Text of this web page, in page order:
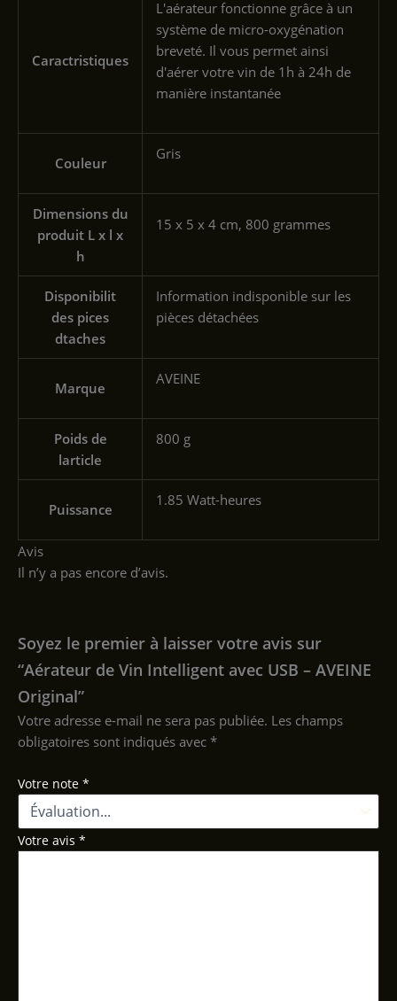
Caractristiques
‎L'aérateur fonctionne grâce à un
système de micro-oxygénation
breveté. Il vous permet ainsi
d'aérer votre vin de 1h à 24h de
manière instantanée
Couleur
‎Gris
Dimensions du
produit L x l x
h
‎15 x 5 x 4 cm, 800 grammes
Disponibilit
des pices
dtaches
‎Information indisponible sur les
pièces détachées
Marque
‎AVEINE
Poids de
larticle
‎800 g
Puissance
‎1.85 Watt-heures
Avis
Il n’y a pas encore d’avis.
Soyez le premier à laisser votre avis sur
“Aérateur de Vin Intelligent avec USB – AVEINE
Original”
Votre adresse e-mail ne sera pas publiée. Les champs
obligatoires sont indiqués avec *
Votre note *
Votre avis *